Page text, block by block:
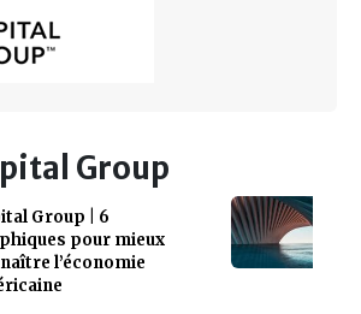
Group
Group | 6
pour mieux
l’économie